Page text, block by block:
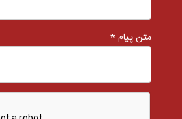
متن پیام *